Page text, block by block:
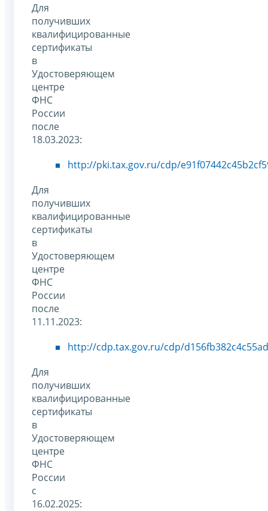
Для
получивших
квалифицированные
сертификаты
в
Удостоверяющем
центре
ФНС
России
после
18.03.2023:
http://pki.tax.gov.ru/cdp/
Для
получивших
квалифицированные
сертификаты
в
Удостоверяющем
центре
ФНС
России
после
11.11.2023:
http://cdp.tax.gov.ru/cdp/
Для
получивших
квалифицированные
сертификаты
в
Удостоверяющем
центре
ФНС
России
с
16.02.2025: